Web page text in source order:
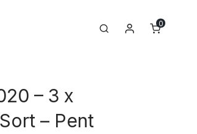
Search Min konto
0
– 3 x
– Pent